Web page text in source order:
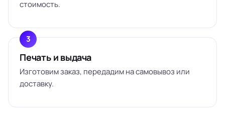
стоимость.
Печать и выдача
Изготовим заказ, передадим на самовывоз или
доставку.